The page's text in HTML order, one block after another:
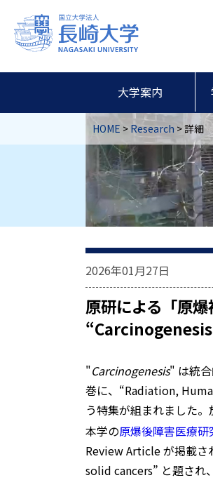
大学案内
HOME > Research > 詳細
2026年01月27日
原研による「原
"Carcinogenesis" は統
巻に、“Radiation,
う特集が組まれました
本学の原爆後障害医療研
Review Article が掲載
solid cancers” と題され